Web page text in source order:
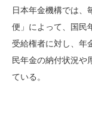
日本年金機構では、
便」によって、国民
受給権者に対し、年
民年金の納付状況や
ている。